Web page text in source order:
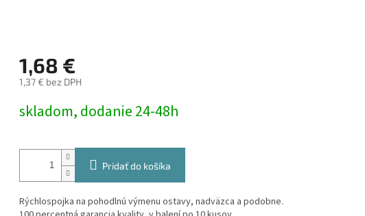
1,68 €
1,37 € bez DPH
cena:
skladom, dodanie 24-48h
Pridať do košíka
Rýchlospojka na pohodlnú výmenu ostavy, nadväzca a podobne.